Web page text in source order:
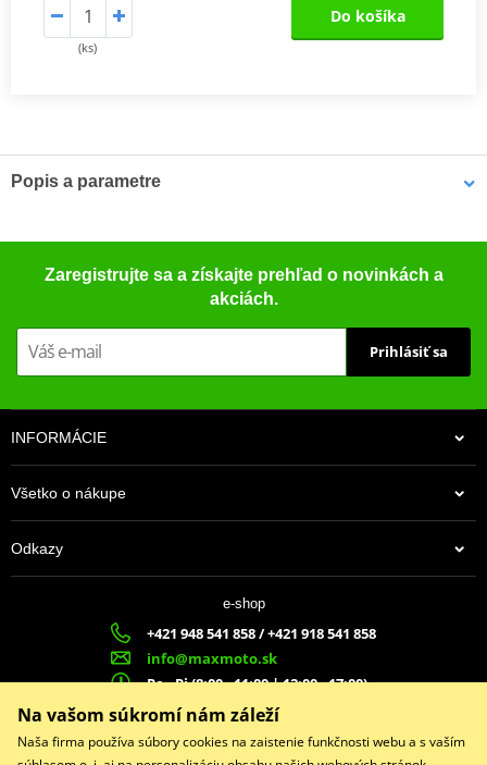
(ks)
Do košíka
Popis a parametre
PDF TüV certificate
Zaregistrujte sa a získajte prehľad o novinkách a
akciách.
Prihlásiť sa
INFORMÁCIE
Všetko o nákupe
Odkazy
e-shop
+421 948 541 858 / +421 918 541 858
info@maxmoto.sk
Po - Pi (8:00 - 11:00 | 12:00 - 17:00)
MAX
MOTO s.r.o.
Slovenských dobrovoľníkov 1439
022 01 Čadca
Na vašom súkromí nám záleží
Naša firma používa súbory cookies na zaistenie funkčnosti webu a s vaším